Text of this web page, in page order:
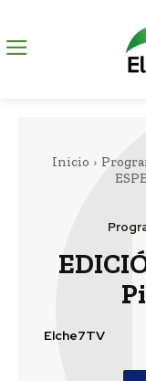
Inicio
Elche7TV